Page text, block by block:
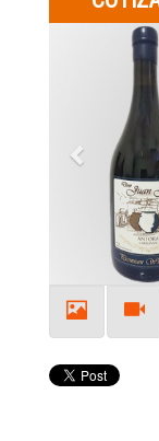
Previous